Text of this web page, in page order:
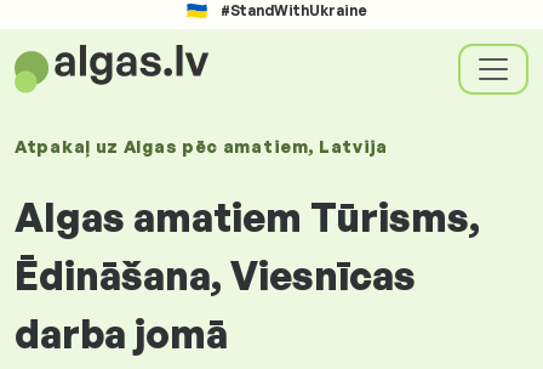
#StandWithUkraine
Atpakaļ uz Algas pēc amatiem, Latvija
Algas amatiem Tūrisms,
Ēdināšana, Viesnīcas
darba jomā